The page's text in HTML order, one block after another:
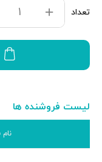
تعداد
لیست فروشنده ها